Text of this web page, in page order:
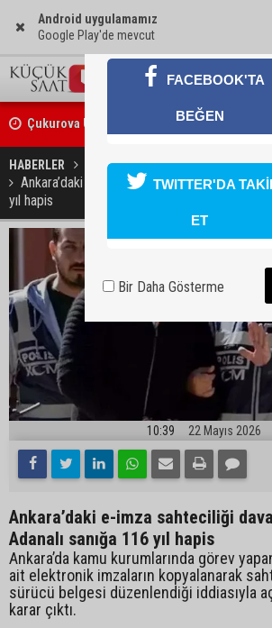
Android uygulamamız
Google Play'de mevcut
Çukurova Üniversitesi’nde Ar-Ge ve
Seyhan’da gıda işletmelerine sıkı denetim
HABERLER GÜNDEM
Ankara’daki e-imza sahteciliği davasında
yıl hapis
10:39 22 Mayıs 2026
Ankara’daki e-imza sahteciliği
Adanalı sanığa 116 yıl hapis
Ankara’da kamu kurumlarında görev
ait elektronik imzaların kopyalanarak
sürücü belgesi düzenlendiği iddiasıyla
karar çıktı.
FACEBOOK'TA
BEĞEN
TWITTER'DA
ET
Bir Daha Gösterme